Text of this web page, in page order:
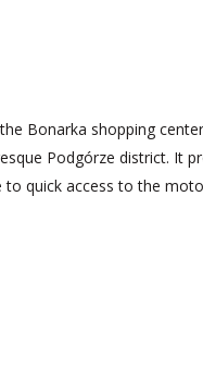
Bonarka shopping
Podgórze district. It
quick access to the